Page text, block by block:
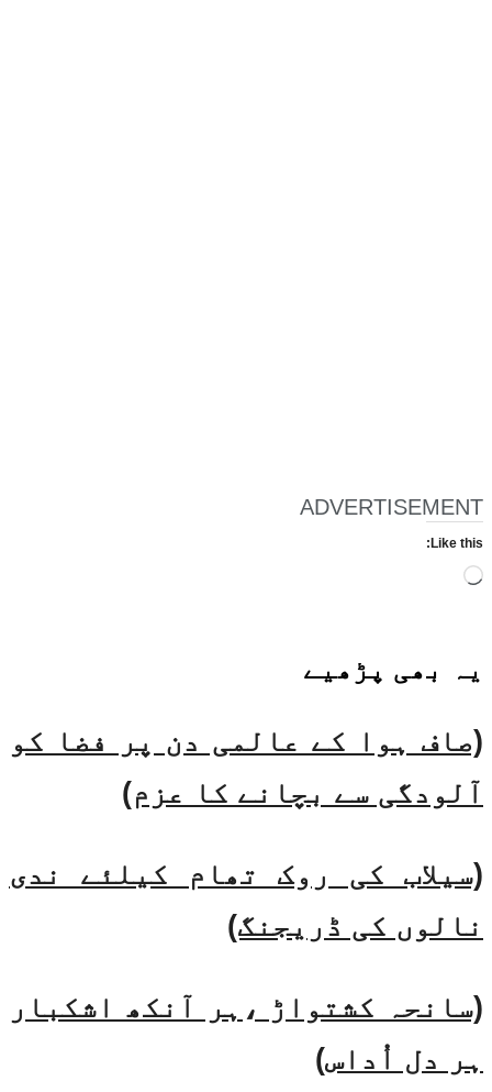
ADVERTISEMENT
Like this:
Loading…
یہ بھی پڑھیے
(صاف ہوا کے عالمی دن پر فضا کو
آلودگی سے بچانے کا عزم)
(سیلاب کی روک تھام کیلئے ندی
نالوں کی ڈریجنگ)
(سانحہ کشتواڑ ،ہر آنکھ اشکبار
ہر دل اُداس)